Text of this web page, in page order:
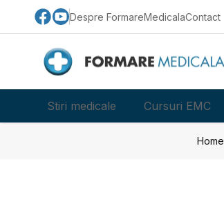
Despre FormareMedicalaContact
Stiri medicale Cursuri EMC
Home